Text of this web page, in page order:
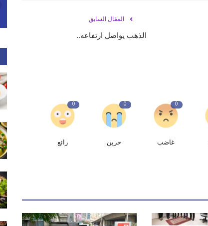
المقال السابق
الذهب يواصل ارتفاعه..
0
غاضب
0
حزين
0
رائع